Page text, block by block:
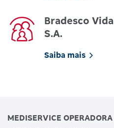
Bradesco
S.A.
Saiba mais
MEDISERVICE